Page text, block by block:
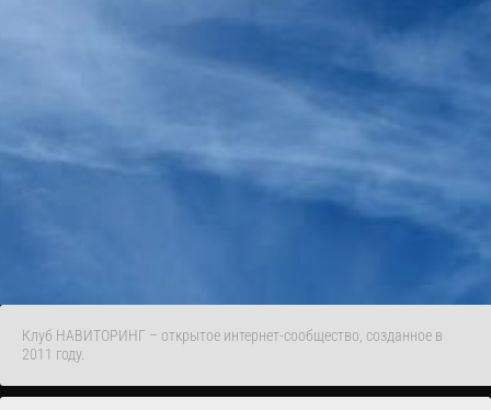
Клуб НАВИТОРИНГ – открытое интернет-сообщество, созданное в
2011 году.